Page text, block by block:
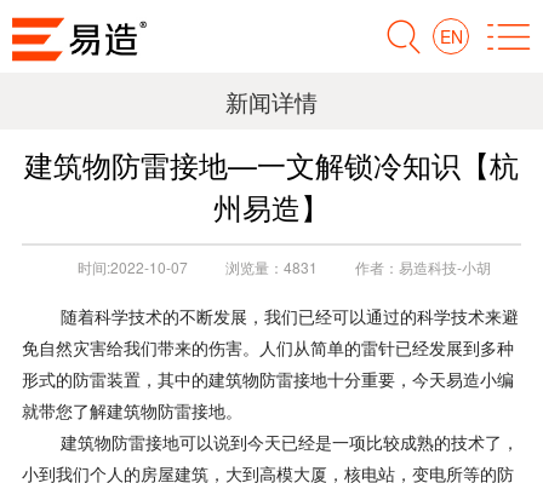
EN
新闻详情
建筑物防雷接地—一文解锁冷知识【杭
州易造】
时间:2022-10-07 浏览量： 4831 作者： 易造科技-小胡
随着科学技术的不断发展，我们已经可以通过的科学技术来避
免自然灾害给我们带来的伤害。人们从简单的雷针已经发展到多种
形式的防雷装置，其中的建筑物防雷接地十分重要，今天易造小编
就带您了解建筑物防雷接地。
建筑物防雷接地可以说到今天已经是一项比较成熟的技术了，
小到我们个人的房屋建筑，大到高模大厦，核电站，变电所等的防